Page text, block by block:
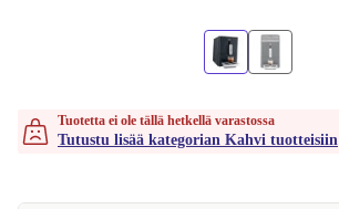
Tuotetta ei ole tällä hetkellä varastossa
Tutustu lisää kategorian Kahvi tuotteisiin